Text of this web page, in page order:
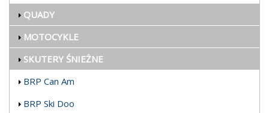
QUADY
MOTOCYKLE
SKUTERY ŚNIEŻNE
BRP Can Am
BRP Ski Doo